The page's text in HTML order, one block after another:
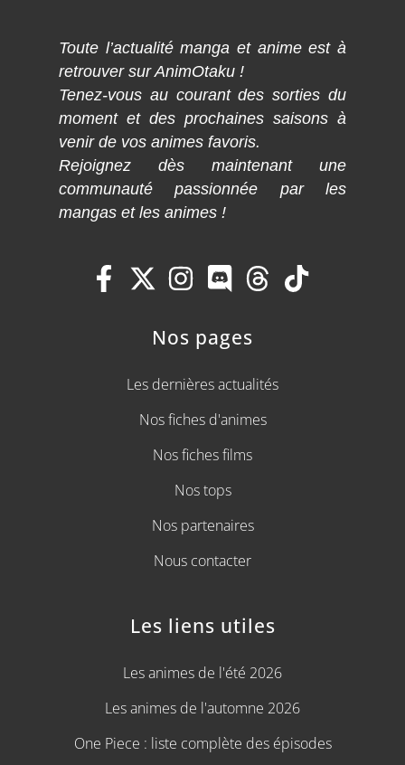
Toute l’actualité manga et anime est à
retrouver sur AnimOtaku !
Tenez-vous au courant des sorties du
moment et des prochaines saisons à
venir de vos animes favoris.
Rejoignez dès maintenant une
communauté passionnée par les
mangas et les animes !
Nos pages
Les dernières actualités
Nos fiches d'animes
Nos fiches films
Nos tops
Nos partenaires
Nous contacter
Les liens utiles
Les animes de l'été 2026
Les animes de l'automne 2026
One Piece : liste complète des épisodes